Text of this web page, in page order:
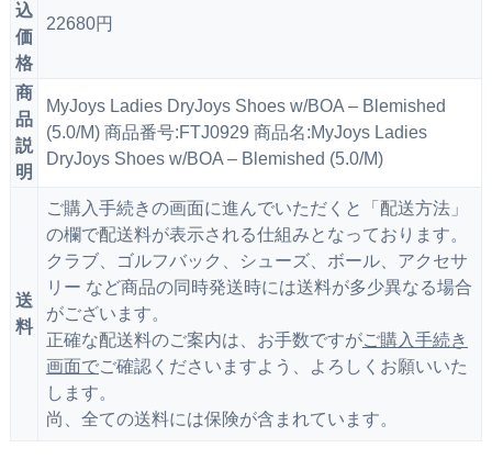
込
価
格
22680円
商
品
説
明
MyJoys Ladies DryJoys Shoes w/BOA – Blemished
(5.0/M) 商品番号:FTJ0929 商品名:MyJoys Ladies
DryJoys Shoes w/BOA – Blemished (5.0/M)
送
料
ご購入手続きの画面に進んでいただくと「配送方法」
の欄で配送料が表示される仕組みとなっております。
クラブ、ゴルフバック、シューズ、ボール、アクセサ
リー など商品の同時発送時には送料が多少異なる場合
がございます。
正確な配送料のご案内は、お手数ですがご購入手続き
画面でご確認くださいますよう、よろしくお願いいた
します。
尚、全ての送料には保険が含まれています。